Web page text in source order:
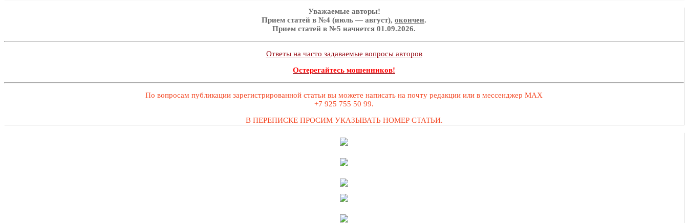
Уважаемые авторы!
Прием статей в №4 (июль — август), окончен.
Прием статей в №5 начнется 01.09.2026.
Ответы на часто задаваемые вопросы авторов
Остерегайтесь мошенников!
По вопросам публикации зарегистрированной статьи вы можете написать на почту редакции или в мессенджер MAX
+7 925 755 50 99.
В ПЕРЕПИСКЕ ПРОСИМ УКАЗЫВАТЬ НОМЕР СТАТЬИ.